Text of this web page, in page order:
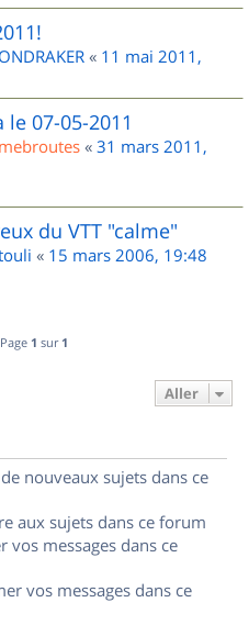
« 11 mai 2011,
le 07-05-2011
« 31 mars 2011,
du VTT "calme"
« 15 mars 2006, 19:48
1 sur 1
Aller
nouveaux sujets dans ce
aux sujets dans ce forum
vos messages dans ce
vos messages dans ce